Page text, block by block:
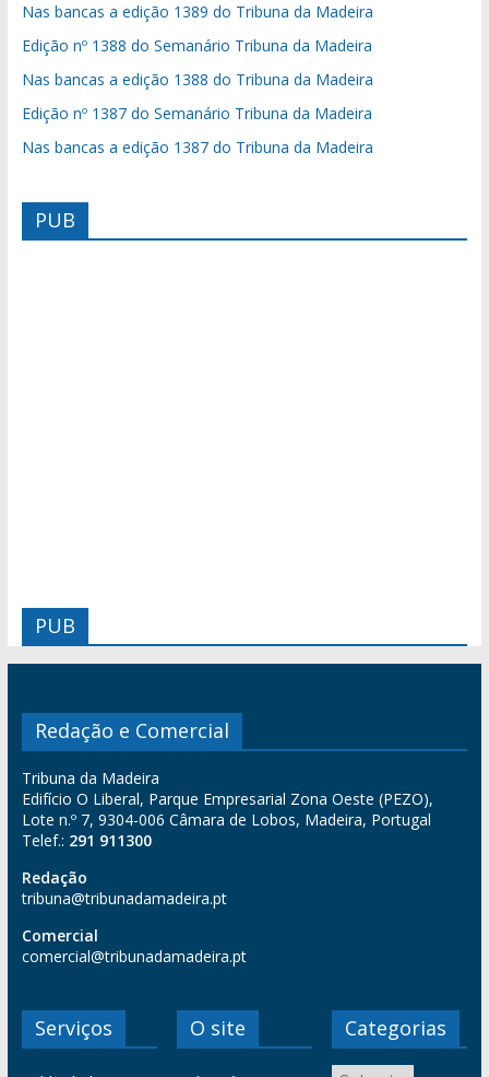
Nas bancas a edição 1389 do Tribuna da Madeira
Edição nº 1388 do Semanário Tribuna da Madeira
Nas bancas a edição 1388 do Tribuna da Madeira
Edição nº 1387 do Semanário Tribuna da Madeira
Nas bancas a edição 1387 do Tribuna da Madeira
PUB
PUB
Redação e Comercial
Tribuna da Madeira
Edifício O Liberal, Parque Empresarial Zona Oeste (PEZO),
Lote n.º 7, 9304-006 Câmara de Lobos, Madeira, Portugal
Telef.: 291 911300
Redação
tribuna@tribunadamadeira.pt
Comercial
comercial@tribunadamadeira.pt
Serviços O site Categorias